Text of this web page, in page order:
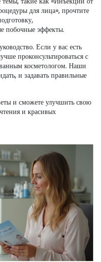
для лица», прочтите
побочные эффекты.
Если у вас есть
проконсультироваться с
косметологом. Наши
и задавать правильные
и сможете улучшить свою
и красивых